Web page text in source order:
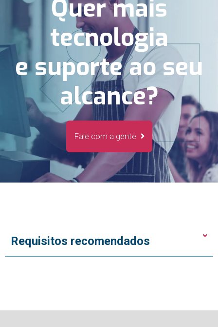
Quer mais
tecnologia
e suporte ao seu
alcance?
Fale com a gente
Requisitos recomendados